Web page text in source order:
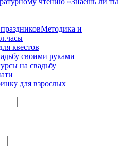
Методика и
квестов
своими руками
на свадьбу
для взрослых